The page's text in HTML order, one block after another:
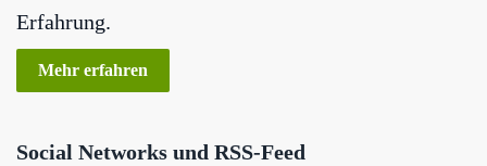
Erfahrung.
Mehr erfahren
Social Networks und RSS-Feed